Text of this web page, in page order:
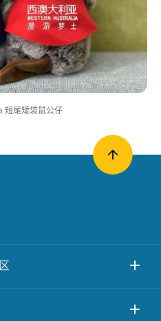
短尾矮袋鼠公仔